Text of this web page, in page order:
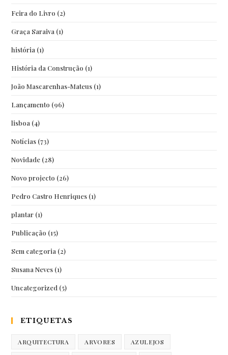
Feira do Livro (2)
Graça Saraiva (1)
história (1)
História da Construção (1)
João Mascarenhas-Mateus (1)
Lançamento (96)
lisboa (4)
Notícias (73)
Novidade (28)
Novo projecto (26)
Pedro Castro Henriques (1)
plantar (1)
Publicação (15)
Sem categoria (2)
Susana Neves (1)
Uncategorized (5)
ETIQUETAS
ARQUITECTURA ARVORES AZULEJOS